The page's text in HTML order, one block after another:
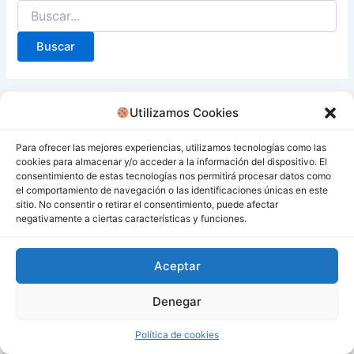
Utilizamos Cookies
Para ofrecer las mejores experiencias, utilizamos tecnologías como las
cookies para almacenar y/o acceder a la información del dispositivo. El
consentimiento de estas tecnologías nos permitirá procesar datos como
el comportamiento de navegación o las identificaciones únicas en este
sitio. No consentir o retirar el consentimiento, puede afectar
negativamente a ciertas características y funciones.
Aceptar
Denegar
Política de cookies
Todos los derechos © 2026 San Miguel De Los Bancos |